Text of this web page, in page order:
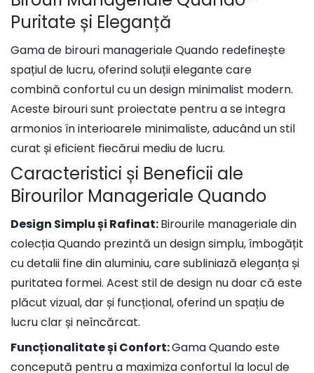
Puritate și Eleganță​
Gama de birouri manageriale Quando redefinește
spațiul de lucru, oferind soluții elegante care
combină confortul cu un design minimalist modern.
Aceste birouri sunt proiectate pentru a se integra
armonios în interioarele minimaliste, aducând un stil
curat și eficient fiecărui mediu de lucru.
Caracteristici și Beneficii ale
Birourilor Manageriale Quando
Design Simplu și Rafinat:Birourile manageriale din
colecția Quando prezintă un design simplu, îmbogățit
cu detalii fine din aluminiu, care subliniază eleganța și
puritatea formei. Acest stil de design nu doar că este
plăcut vizual, dar și funcțional, oferind un spațiu de
lucru clar și neîncărcat.
Funcționalitate și Confort:Gama Quando este
concepută pentru a maximiza confortul la locul de